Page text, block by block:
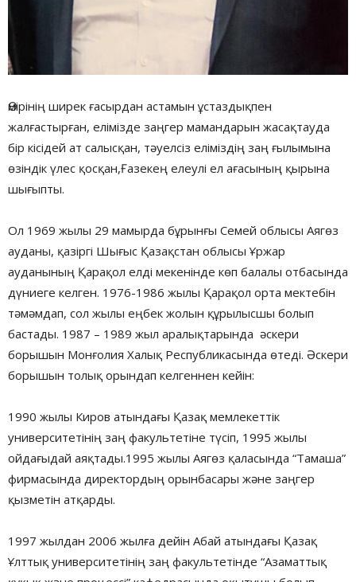
Өмірінің ширек ғасырдан астамын ұстаздықпен
жалғастырған, елімізде заңгер мамандарын жасақтауда
бір кісідей ат салысқан, тәуелсіз еліміздің заң ғылымына
өзіндік үлес қосқан,Ғазекең елеулі ел ағасының қырына
шығыпты.
Ол 1969 жылы 29 мамырда бұрынғы Семей облысы Аягөз
ауданы, қазіргі Шығыс Қазақстан облысы Ұржар
ауданының Қарақол елді мекенінде көп балалы отбасында
дүниеге келген. 1976-1986 жылы Қарақол орта мектебін
тәмәмдап, сол жылы еңбек жолын құрылысшы болып
бастады. 1987 – 1989 жыл аралықтарында әскери
борышын Монғолия Халық Республикасында өтеді. Әскери
борышын толық орындап келгеннен кейін:
1990 жылы Киров атындағы Қазақ мемлекеттік
университетінің заң факультетіне түсіп, 1995 жылы
ойдағыдай аяқтады.1995 жылы Аягөз қаласында “Тамаша”
фирмасында директордың орынбасары және заңгер
қызметін атқарды.
1997 жылдан 2006 жылға дейін Абай атындағы Қазақ
Ұлттық университетінің заң факультетінде “Азаматтық